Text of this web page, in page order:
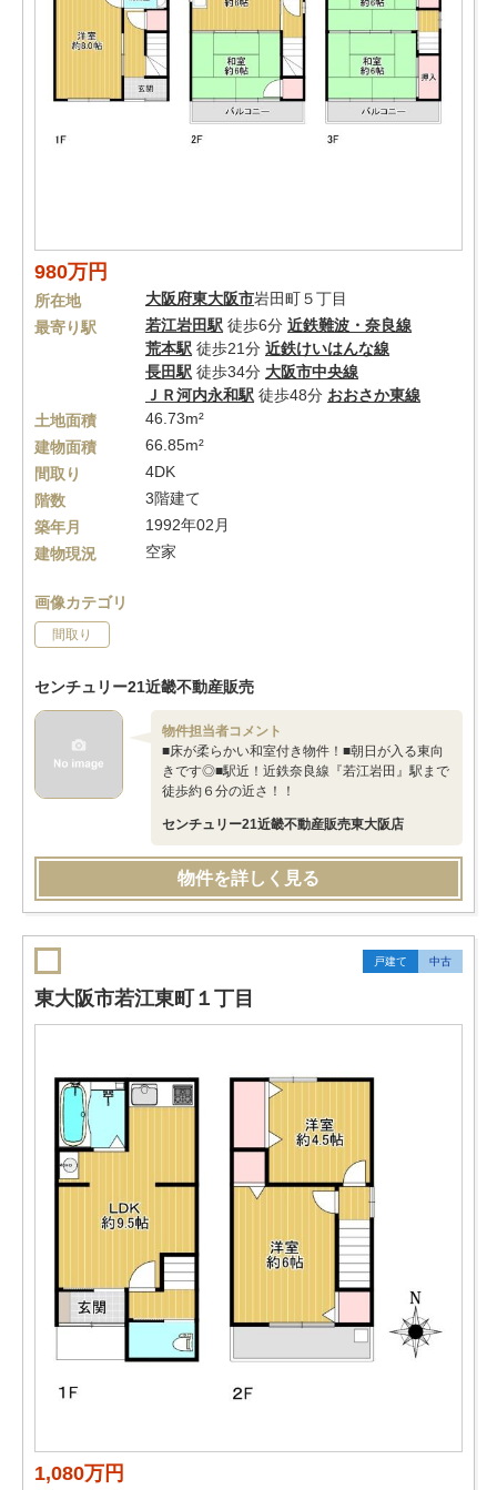
980万円
所在地 大阪府東大阪市岩田町５丁目
最寄り駅
若江岩田駅 徒歩6分 近鉄難波・奈良線
荒本駅 徒歩21分 近鉄けいはんな線
長田駅 徒歩34分 大阪市中央線
ＪＲ河内永和駅 徒歩48分 おおさか東線
土地面積
46.73m²
建物面積
66.85m²
間取り
4DK
階数
3階建て
築年月
1992年02月
建物現況
空家
画像カテゴリ
間取り
センチュリー21近畿不動産販売
物件担当者コメント
■床が柔らかい和室付き物件！■朝日が入る東向
きです◎■駅近！近鉄奈良線『若江岩田』駅まで
徒歩約６分の近さ！！
センチュリー21近畿不動産販売東大阪店
物件を詳しく見る
戸建て 中古
東大阪市若江東町１丁目
1,080万円